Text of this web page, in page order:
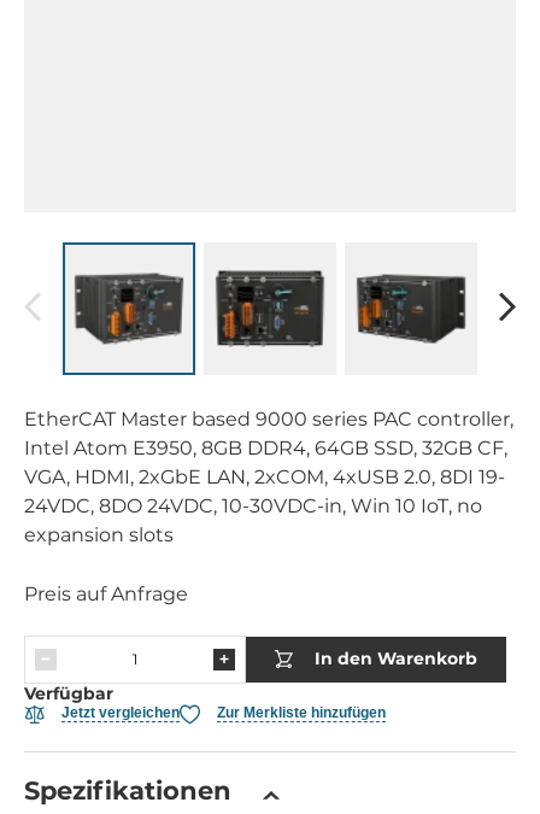
EtherCAT Master based 9000 series PAC controller,
Intel Atom E3950, 8GB DDR4, 64GB SSD, 32GB CF,
VGA, HDMI, 2xGbE LAN, 2xCOM, 4xUSB 2.0, 8DI 19-
24VDC, 8DO 24VDC, 10-30VDC-in, Win 10 IoT, no
expansion slots
Preis auf Anfrage
In den Warenkorb
Verfügbar
Jetzt vergleichen Zur Merkliste hinzufügen
Spezifikationen